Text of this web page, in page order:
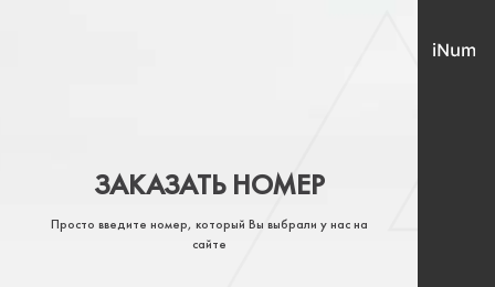
ЗАКАЗАТЬ НОМЕР
Просто введите номер, который Вы выбрали у нас на
сайте